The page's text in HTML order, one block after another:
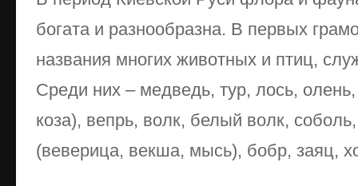
богата и разнообразна. В первых
названия многих животных и птиц,
Среди них – медведь, тур, лось,
коза), вепрь, волк, белый волк,
(веверица, векша, мысь), бобр, заяц,